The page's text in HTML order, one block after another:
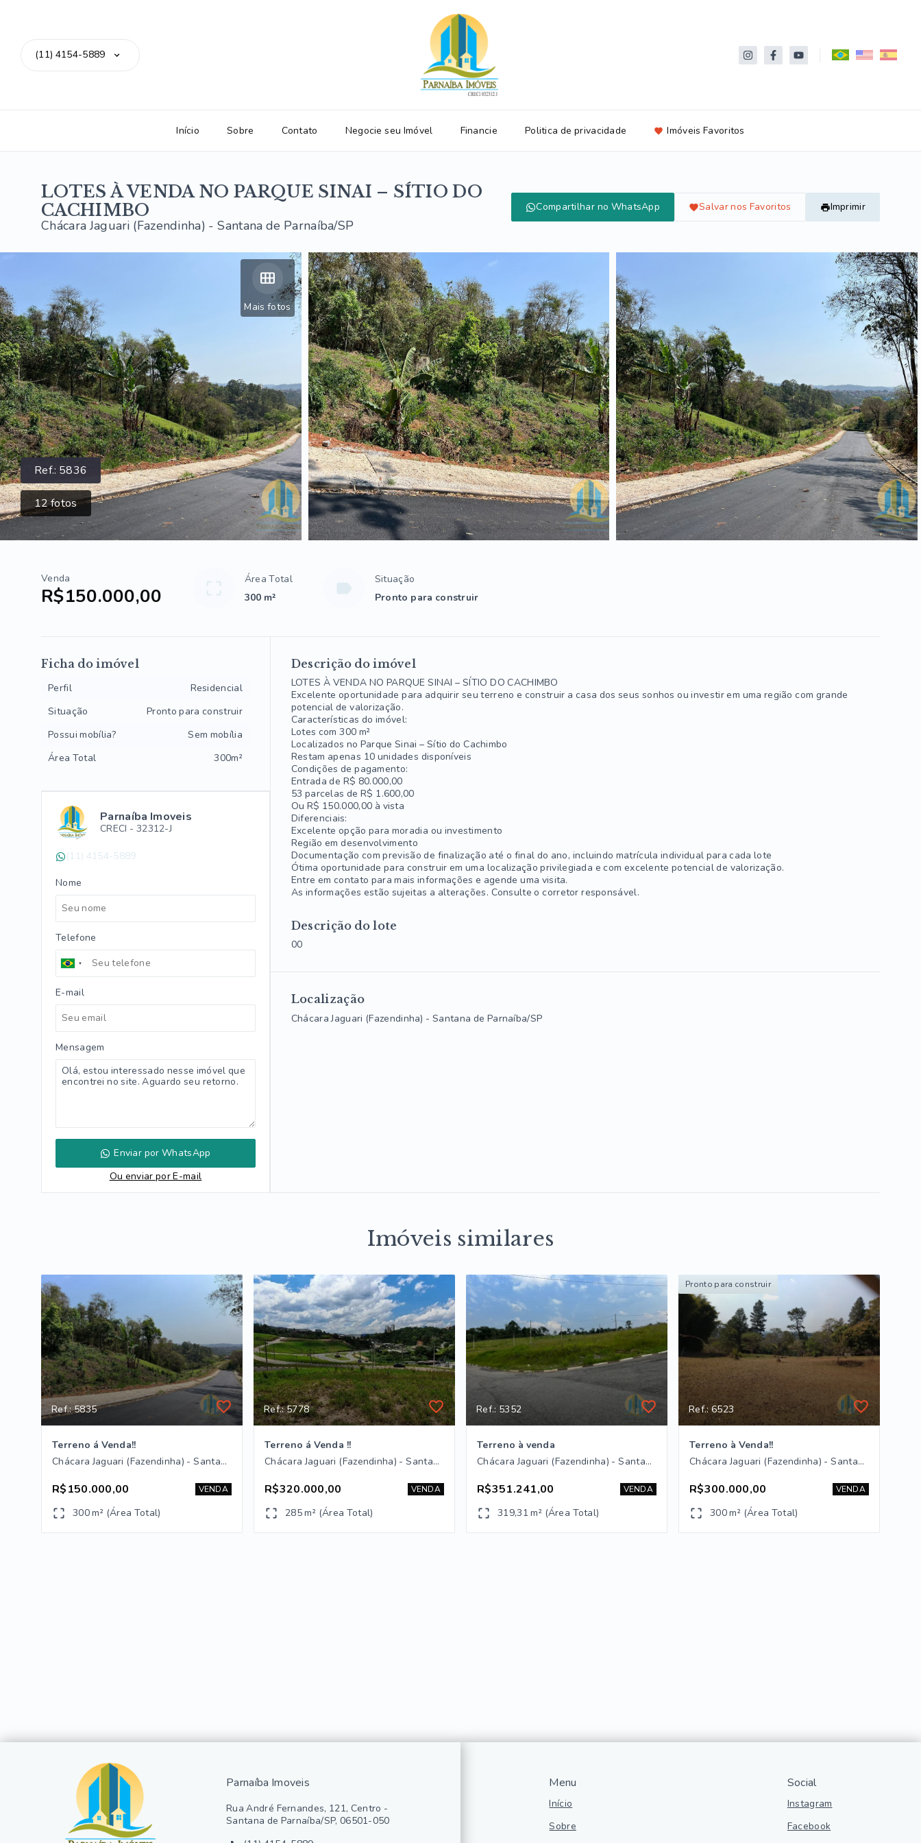
(11) 4154-5889
Início Sobre Contato Negocie seu Imóvel Financie Politica de privacidade Imóveis Favoritos
LOTES À VENDA NO PARQUE SINAI – SÍTIO DO
CACHIMBO
Chácara Jaguari (Fazendinha) - Santana de Parnaíba/SP
Compartilhar no WhatsApp Salvar nos Favoritos Imprimir
Ref.: 5836
12fotos
Mais fotos
Venda
R$150.000,00
Área Total
300 m²
Situação
Pronto para construir
Descrição do imóvel
LOTES À VENDA NO PARQUE SINAI – SÍTIO DO CACHIMBO
Excelente oportunidade para adquirir seu terreno e construir a casa dos seus sonhos ou investir em uma região com grande
potencial de valorização.
Características do imóvel:
Lotes com 300 m²
Localizados no Parque Sinai – Sítio do Cachimbo
Restam apenas 10 unidades disponíveis
Condições de pagamento:
Entrada de R$ 80.000,00
53 parcelas de R$ 1.600,00
Ou R$ 150.000,00 à vista
Diferenciais:
Excelente opção para moradia ou investimento
Região em desenvolvimento
Documentação com previsão de finalização até o final do ano, incluindo matrícula individual para cada lote
Ótima oportunidade para construir em uma localização privilegiada e com excelente potencial de valorização.
Entre em contato para mais informações e agende uma visita.
As informações estão sujeitas a alterações. Consulte o corretor responsável.
Descrição do lote
00
Localização
Chácara Jaguari (Fazendinha) - Santana de Parnaíba/SP
Ficha do imóvel
Perfil
Residencial
Situação
Pronto para construir
Possui mobília?
Sem mobília
Área Total
300m²
Parnaíba Imoveis
CRECI - 32312-J
(11) 4154-5889
Nome
Telefone
E-mail
Mensagem
Enviar por WhatsApp
Ou enviar por E-mail
Imóveis similares
Ref.: 5835
Terreno á Venda!!
Chácara Jaguari (Fazendinha) - Santana de Parnaíba/SP
R$150.000,00 VENDA
300 m² (Área Total)
Ref.: 5778
Terreno á Venda !!
Chácara Jaguari (Fazendinha) - Santana de Parnaíba/SP
R$320.000,00 VENDA
285 m² (Área Total)
Ref.: 5352
Terreno à venda
Chácara Jaguari (Fazendinha) - Santana de Parnaíba/SP
R$351.241,00 VENDA
319,31 m² (Área Total)
Pronto para construir
Ref.: 6523
Terreno à Venda!!
Chácara Jaguari (Fazendinha) - Santana de Parnaíba/SP
R$300.000,00 VENDA
300 m² (Área Total)
Menu
Início
Sobre
Social
Instagram
Facebook
Parnaíba Imoveis
Rua André Fernandes, 121, Centro -
Santana de Parnaíba/SP, 06501-050